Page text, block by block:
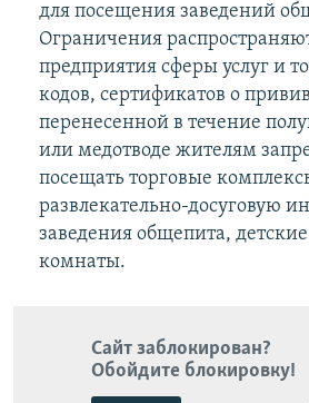
для посещения заведений
Ограничения
предприятия сферы услуг и
кодов, сертификатов о
перенесенной в течение
или медотводе жителям
посещать торговые
развлекательно-досуговую
заведения общепита,
комнаты.
Сайт заблокирован?
Обойдите блокировку!